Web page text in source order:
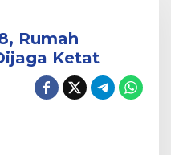
Rumah
Ketat